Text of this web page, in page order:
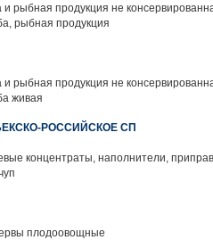
и рыбная продукция не
рыбная продукция
и рыбная продукция не
живая
РОССИЙСКОЕ СП
концентраты, наполнители,
плодоовощные